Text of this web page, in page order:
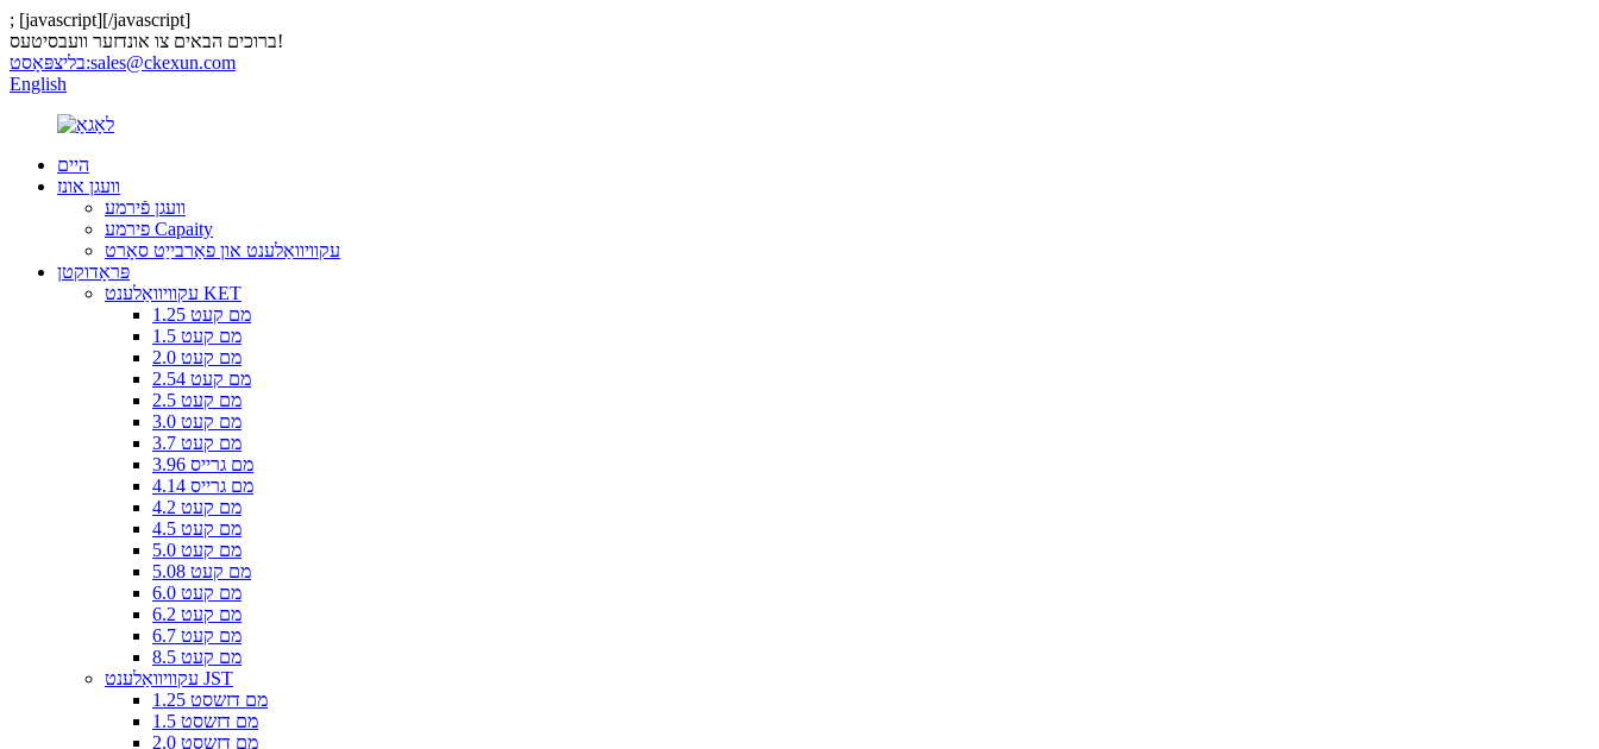
; [javascript][/javascript]
ברוכים הבאים צו אונדזער וועבסיטעס!
בליצפּאָסט:sales@ckexun.com
English
היים
וועגן אונז
וועגן פֿירמע
פירמע Capaity
עקוויוואַלענט און פאַרבייַט סאָרט
פּראָדוקטן
עקוויוואַלענט KET
1.25 מם קעט
1.5 מם קעט
2.0 מם קעט
2.54 מם קעט
2.5 מם קעט
3.0 מם קעט
3.7 מם קעט
3.96 מם גרייס
4.14 מם גרייס
4.2 מם קעט
4.5 מם קעט
5.0 מם קעט
5.08 מם קעט
6.0 מם קעט
6.2 מם קעט
6.7 מם קעט
8.5 מם קעט
עקוויוואַלענט JST
1.25 מם דזשסט
1.5 מם דזשסט
2.0 מם דזשסט